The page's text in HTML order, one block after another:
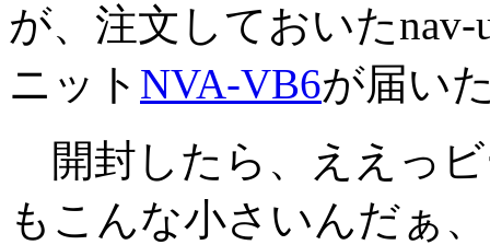
が、注文しておいた
ニット NVA-VB6が届い
開封したら、ええっ
もこんな小さいんだぁ